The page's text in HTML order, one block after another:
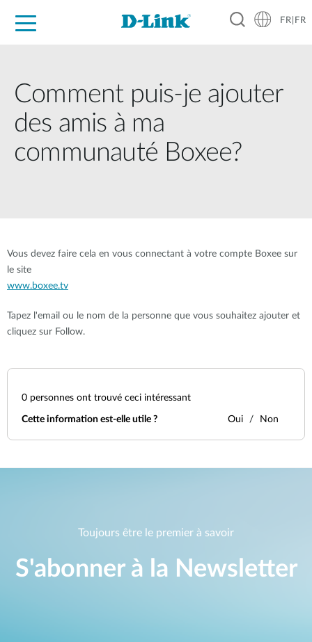
FR|FR
Comment puis-je ajouter
des amis à ma
communauté Boxee?
Vous devez faire cela en vous connectant à votre compte Boxee sur
le site
www.boxee.tv
Tapez l'email ou le nom de la personne que vous souhaitez ajouter et
cliquez sur Follow.
0 personnes ont trouvé ceci intéressant
Cette information est-elle utile ? Oui Non
Toujours être le premier à savoir
S'abonner à la Newsletter